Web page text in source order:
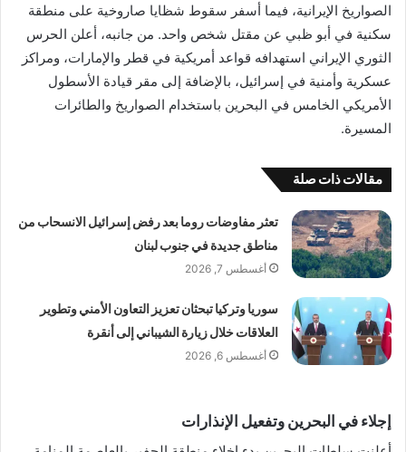
الصواريخ الإيرانية، فيما أسفر سقوط شظايا صاروخية على منطقة
سكنية في أبو ظبي عن مقتل شخص واحد. من جانبه، أعلن الحرس
الثوري الإيراني استهدافه قواعد أمريكية في قطر والإمارات، ومراكز
عسكرية وأمنية في إسرائيل، بالإضافة إلى مقر قيادة الأسطول
الأمريكي الخامس في البحرين باستخدام الصواريخ والطائرات
المسيرة.
مقالات ذات صلة
تعثر مفاوضات روما بعد رفض إسرائيل الانسحاب من
مناطق جديدة في جنوب لبنان
أغسطس 7, 2026
سوريا وتركيا تبحثان تعزيز التعاون الأمني وتطوير
العلاقات خلال زيارة الشيباني إلى أنقرة
أغسطس 6, 2026
إجلاء في البحرين وتفعيل الإنذارات